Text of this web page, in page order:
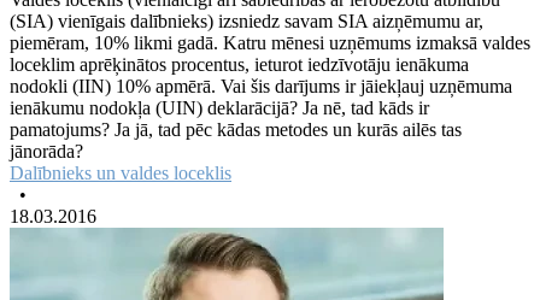
(SIA) vienīgais dalībnieks) izsniedz savam SIA aizņēmumu ar,
piemēram, 10% likmi gadā. Katru mēnesi uzņēmums izmaksā valdes
loceklim aprēķinātos procentus, ieturot iedzīvotāju ienākuma
nodokli (IIN) 10% apmērā. Vai šis darījums ir jāiekļauj uzņēmuma
ienākumu nodokļa (UIN) deklarācijā? Ja nē, tad kāds ir
pamatojums? Ja jā, tad pēc kādas metodes un kurās ailēs tas
jānorāda?
Dalībnieks un valdes loceklis
•
18.03.2016